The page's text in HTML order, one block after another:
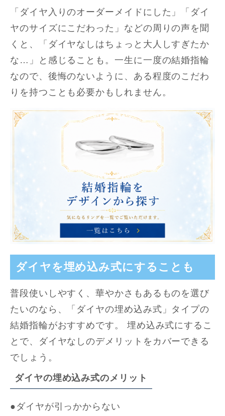
「ダイヤ入りのオーダーメイドにした」「ダイ
ヤのサイズにこだわった」などの周りの声を聞
くと、「ダイヤなしはちょっと大人しすぎたか
な…」と感じることも。一生に一度の結婚指輪
なので、後悔のないように、ある程度のこだわ
りを持つことも必要かもしれません。
ダイヤを埋め込み式にすることも
普段使いしやすく、華やかさもあるものを選び
たいのなら、「ダイヤの埋め込み式」タイプの
結婚指輪がおすすめです。 埋め込み式にするこ
とで、ダイヤなしのデメリットをカバーできる
でしょう。
ダイヤの埋め込み式のメリット
●ダイヤが引っかからない